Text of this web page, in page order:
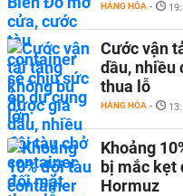
HÀNG HÓA -
Cước vận
dầu, nhiều
thua lỗ
HÀNG HÓA -
Khoảng
bị mắc kẹt
Hormuz